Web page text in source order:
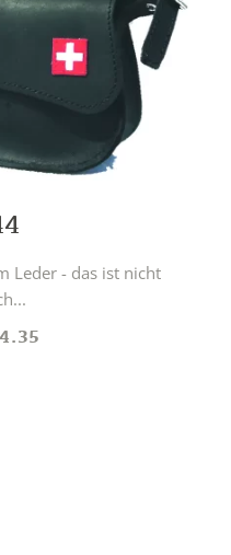
Leder - das ist nicht